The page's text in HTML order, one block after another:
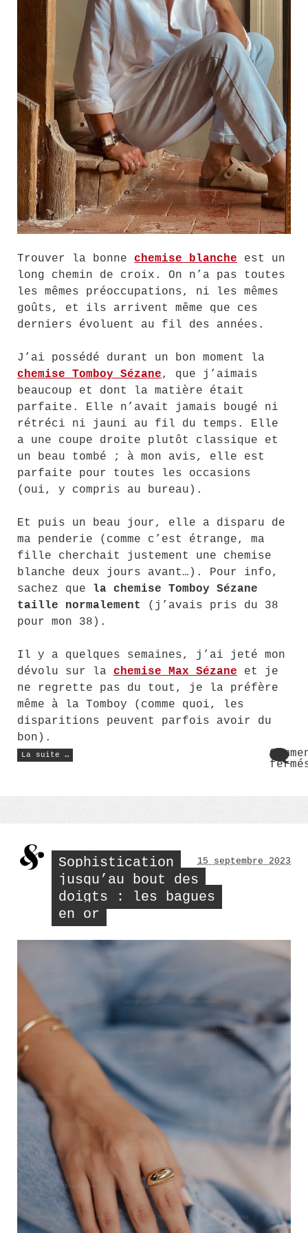
Trouver la bonne chemise blanche est un
long chemin de croix. On n’a pas toutes
les mêmes préoccupations, ni les mêmes
goûts, et ils arrivent même que ces
derniers évoluent au fil des années.
J’ai possédé durant un bon moment la
chemise Tomboy Sézane, que j’aimais
beaucoup et dont la matière était
parfaite. Elle n’avait jamais bougé ni
rétréci ni jauni au fil du temps. Elle
a une coupe droite plutôt classique et
un beau tombé ; à mon avis, elle est
parfaite pour toutes les occasions
(oui, y compris au bureau).
Et puis un beau jour, elle a disparu de
ma penderie (comme c’est étrange, ma
fille cherchait justement une chemise
blanche deux jours avant…). Pour info,
sachez que
la chemise Tomboy Sézane
taille normalement
(j’avais pris du 38
pour mon 38).
Il y a quelques semaines, j’ai jeté mon
dévolu sur la chemise Max Sézane et je
ne regrette pas du tout, je la préfère
même à la Tomboy (comme quoi, les
disparitions peuvent parfois avoir du
bon).
La suite …
« La
chemise
!
Sophistication
jusqu’au bout des
doigts : les bagues
en or
15 septembre 2023